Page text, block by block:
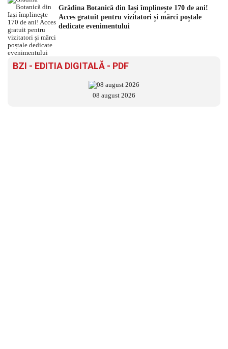
Grădina Botanică din Iași împlinește 170 de ani!
Acces gratuit pentru vizitatori și mărci poștale
dedicate evenimentului
BZI - EDITIA DIGITALĂ - PDF
08 august 2026